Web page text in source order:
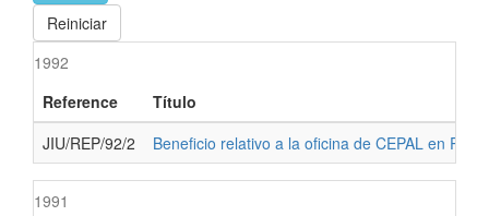
Reiniciar
1992
Reference
Título
JIU/REP/92/2
Beneficio relativo a la oficina de CEPAL en
1991